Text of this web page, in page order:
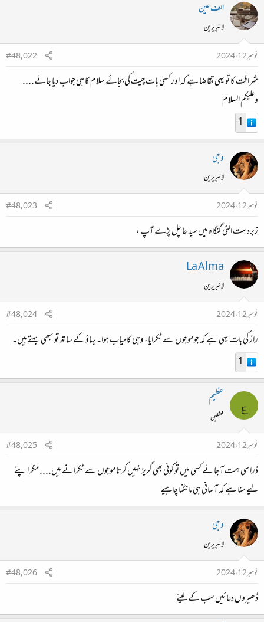
الف عین
لائبریرین
نومبر 12، 2024
#48,022
شرافت کا تو یہی تقاضا ہے کہ اور کسی بات چیت کی بجائے سلام کا ہی جواب دیا جائے....
وعلیکم السلام
1
وجی
لائبریرین
نومبر 12، 2024
#48,023
زبردست الٹی گنگا ہ میں سیدھا چل پڑے آپ ،
La Alma
لائبریرین
نومبر 12، 2024
#48,024
راز کی بات یہی ہے کہ جو موجوں سے ٹکرایا، وہی کامیاب ہوا۔ بہاؤ کے ساتھ تو سبھی بہتے ہیں۔
1
ع عظیم
محفلین
نومبر 12، 2024
#48,025
ذرا سی ہمت آ جائے کسی میں تو کوئی بھی گریز نہیں کرتا موجوں سے ٹکرانے میں.... مگر اپنے
لیے سنا ہے کہ آسانی ہی مانگنا چاہیے
وجی
لائبریرین
نومبر 12، 2024
#48,026
ڈھیروں دعا ئیں سب کے لیئے